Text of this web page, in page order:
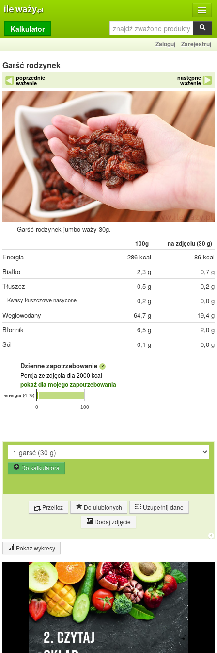
Produkty
Dziennik
Przelicznik
Porównywarka
Porady
Słownik
O stronie
Kontakt
Kalkulator
Zaloguj Zarejestruj
Garść rodzynek
poprzednie
ważenie
następne
ważenie
Garść rodzynek jumbo waży 30g.
100g na zdjęciu (30 g)
Energia 286 kcal
86 kcal
Białko
2,3 g
0,7 g
Tłuszcz
0,5 g 0,2 g
Kwasy tłuszczowe nasycone 0,2 g
0,0 g
Węglowodany
64,7 g
19,4 g
Błonnik
6,5 g
2,0 g
Sól
0,1 g 0,0 g
Dzienne zapotrzebowanie
Porcja ze zdjęcia dla 2000 kcal
pokaż dla mojego zapotrzebowania
0 100
energia (4 %)
Do kalkulatora
Przelicz Do ulubionych
Uzupełnij dane
Dodaj zdjęcie
Pokaż wykresy
Wykres składu produktu
Białko (2%)
Tłuszcz (1%)
Węglowodany
(65%)
Pozostałe (32%)
65%